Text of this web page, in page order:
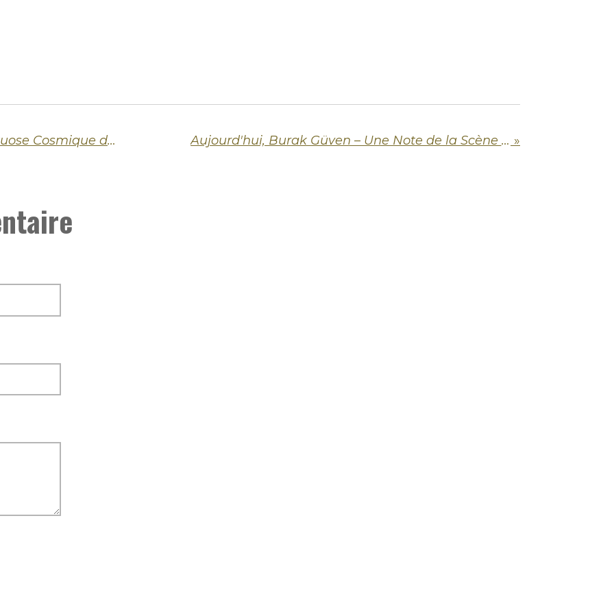
Aujourd'hui, Thundercat – Le Virtuose Cosmique de la Basse à Six Cordes (né en 1984) Aujourd'hui, Burak Güven – Une Note de la Scène Rock Turque (né en 1975) »